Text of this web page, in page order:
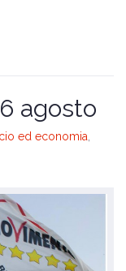
agosto
ed economia,